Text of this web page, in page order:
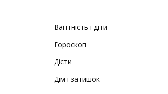
Вагітність і діти
Гороскоп
Дієти
Дім і затишок